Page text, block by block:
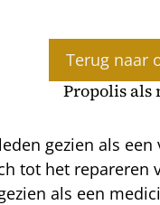
Terug naar
Propolis als
gezien als
tot het
als een